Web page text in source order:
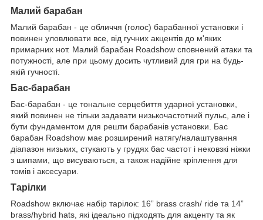
Малий барабан
Малий барабан - це обличчя (голос) барабанної установки і
повинен уловлювати все, від гучних акцентів до м'яких
примарних нот. Малий барабан Roadshow сповнений атаки та
потужності, але при цьому досить чутливий для гри на будь-
якій гучності.
Бас-барабан
Бас-барабан - це тональне серцебиття ударної установки,
який повинен не тільки задавати низькочастотний пульс, але і
бути фундаментом для решти барабанів установки. Бас
барабан Roadshow має розширений натягу/налаштування
діапазон низьких, стукають у грудях бас частот і нековзкі ніжки
з шипами, що висуваються, а також надійне кріплення для
томів і аксесуари.
Тарілки
Roadshow включає набір тарілок: 16” brass crash/ ride та 14”
brass/hybrid hats, які ідеально підходять для акценту та як